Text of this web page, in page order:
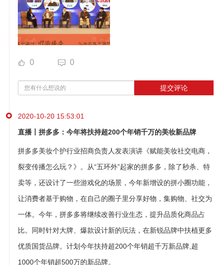
0 0
提交评论
2020-10-20 15:53:01
直播丨拼多多：今年将扶持超200个年销千万的美妆新品牌
拼多多美妆个护行业招商负责人发表演讲《赋能美妆社交电商，
裂变传播怎么玩？》。从“五环外”起家的拼多多，除了秒杀、特
卖等，还设计了一些游戏化的场景，今年新增设的拼小圈功能，
让消费者基于购物，在自己的圈子里分享好物，集购物、社交为
一体。今年，拼多多将继续改善行业生态，提升品质化商品占
比。同时针对大牌、爆款设计新的玩法，在新锐品牌中扶植更多
优质国货品牌。计划今年扶持超200个年销超千万新品牌,超
1000个年销超500万的新品牌。